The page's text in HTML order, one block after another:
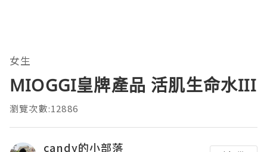
女生
MIOGGI皇牌產品 活肌生命水III
瀏覽次數:12886
candy的小部落